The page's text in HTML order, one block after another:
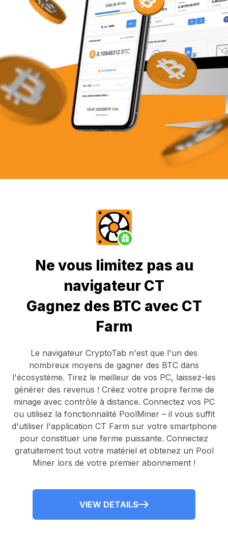
Ne vous limitez pas au
navigateur CT
Gagnez des BTC avec CT
Farm
Le navigateur CryptoTab n'est que l'un des
nombreux moyens de gagner des BTC dans
l'écosystème. Tirez le meilleur de vos PC, laissez-les
générer des revenus ! Créez votre propre ferme de
minage avec contrôle à distance. Connectez vos PC
ou utilisez la fonctionnalité PoolMiner– il vous suffit
d'utiliser l'application CT Farm sur votre smartphone
pour constituer une ferme puissante. Connectez
gratuitement tout votre matériel et obtenez un Pool
Miner lors de votre premier abonnement !
VIEW DETAILS